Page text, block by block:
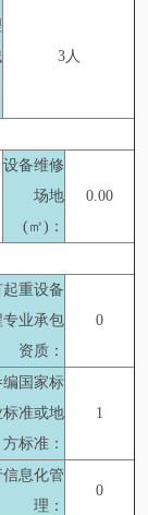
3人
设备维修
场地
(㎡)：
0.00
重设备
业承包
资质：
0
国家标
准或地
方标准：
1
息化管
理：
0